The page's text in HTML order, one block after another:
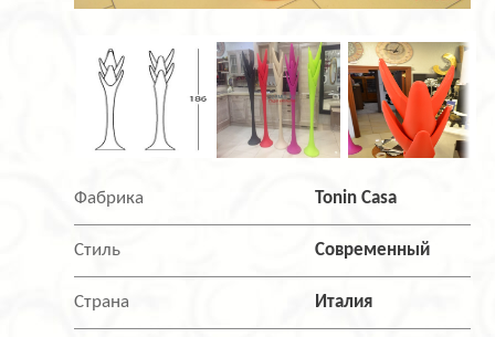
Фабрика Tonin Casa
Стиль Современный
Страна Италия